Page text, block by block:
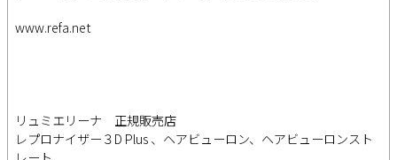
www.refa.net
リュミエリーナ 正規販売店
レプロナイザー３D Plus 、ヘアビューロン、ヘアビューロンスト